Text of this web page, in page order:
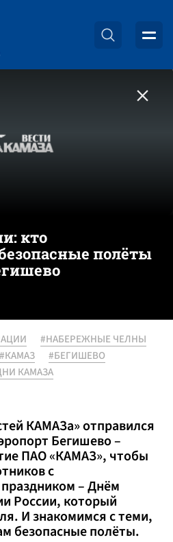
кто
полёты
#НАБЕРЕЖНЫЕ ЧЕЛНЫ
#КАМАЗ
#БЕГИШЕВО
КАМАЗА
КАМАЗа» отправился
Бегишево –
ПАО «КАМАЗ», чтобы
с
– Днём
России, который
И знакомимся с теми,
безопасные полёты.